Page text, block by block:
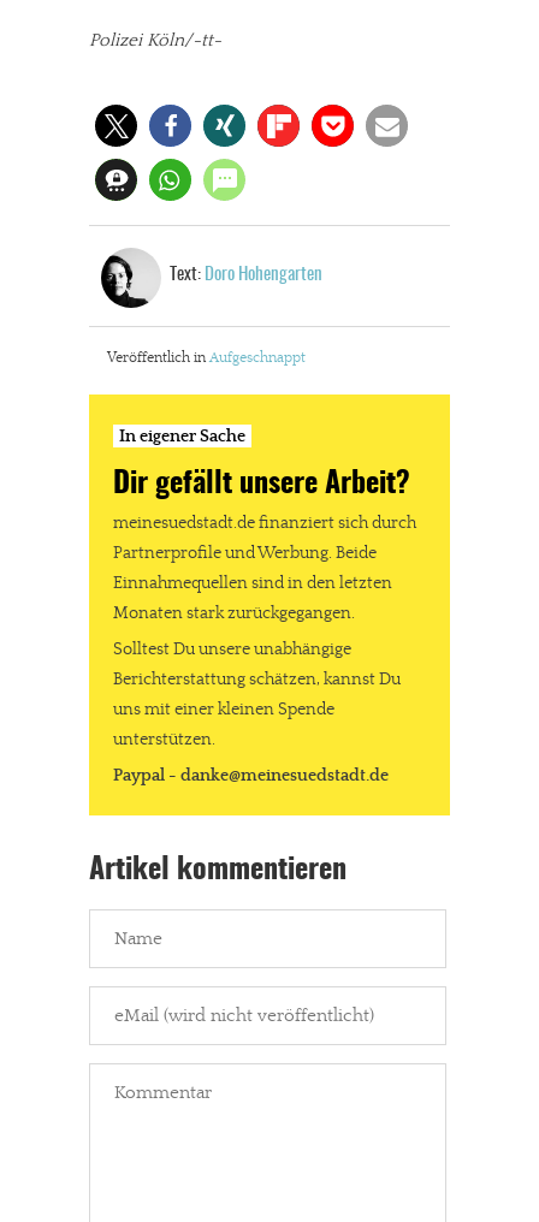
Polizei Köln/-tt-
Text: Doro Hohengarten
Veröffentlich inAufgeschnappt
In eigener Sache
Dir gefällt unsere Arbeit?
meinesuedstadt.de finanziert sich durch
Partnerprofile und Werbung. Beide
Einnahmequellen sind in den letzten
Monaten stark zurückgegangen.
Solltest Du unsere unabhängige
Berichterstattung schätzen, kannst Du
uns mit einer kleinen Spende
unterstützen.
Paypal - danke@meinesuedstadt.de
Artikel kommentieren